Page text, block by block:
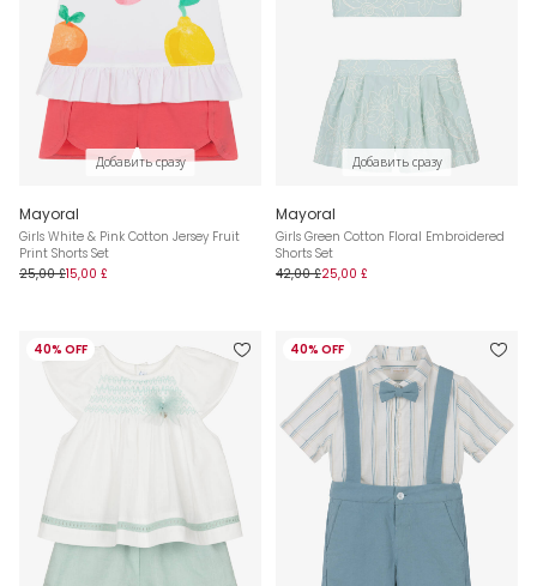
Добавить сразу
Mayoral
Girls White & Pink Cotton Jersey Fruit
Print Shorts Set
25,00 £15,00 £
Добавить сразу
Mayoral
Girls Green Cotton Floral Embroidered
Shorts Set
42,00 £25,00 £
40% OFF 40% OFF